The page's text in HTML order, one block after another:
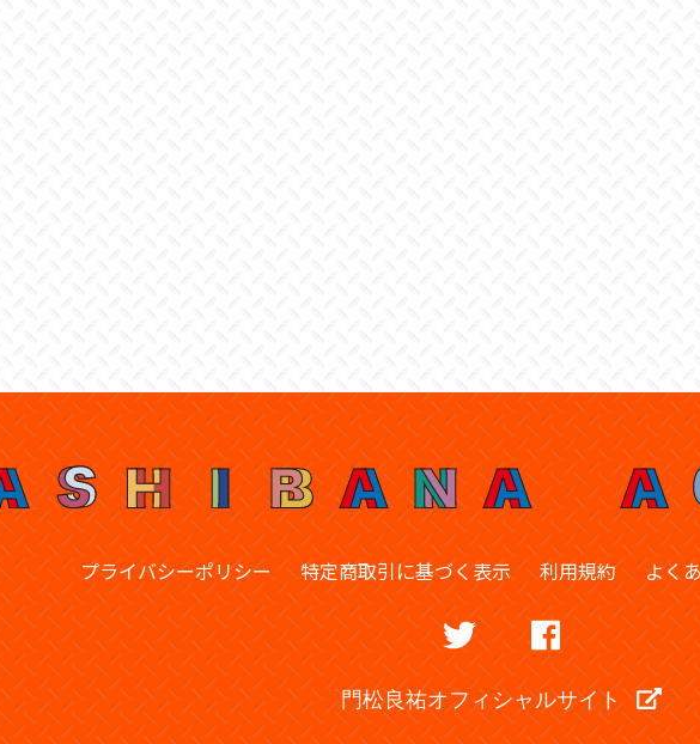
プライバシーポリシー 特定商取引に基づく表示 利用規約 よく
門松良祐オフィシャルサイト